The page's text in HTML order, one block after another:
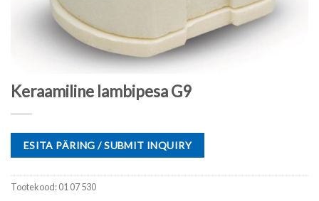
Keraamiline lambipesa G9
ESITA PÄRING / SUBMIT INQUIRY
Tootekood:01 07 530